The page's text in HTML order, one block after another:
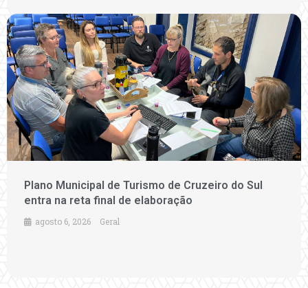
Plano Municipal de Turismo de Cruzeiro do Sul
entra na reta final de elaboração
agosto 6, 2026 Geral